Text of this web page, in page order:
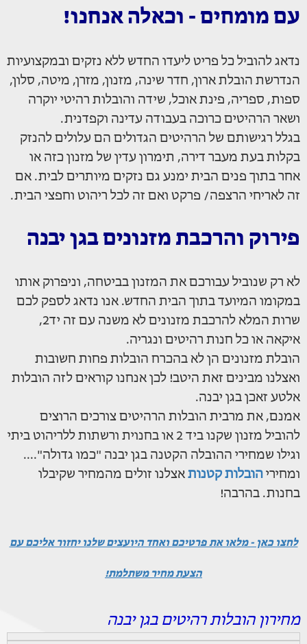
עם מומחים - וכאלה אנחנו!
נדאג להוביל כל פריט ליעדו החדש ללא נזקים ובמקצועיות
הנדרשת הובלת ארון, חדר שינה, מזנון, מזרן, מיטה, סלון,
ספות, ספריה, פינת אוכל, שידה והובלות רהיטי יוקרה
ושאר הרהיטים כרוכה בעבודה עדינה וקפדנית.
בגלל רגישותם של הרהיטים הגדולים הם עלולים להנזק
בקלות בעת מעבר דירה, תימרון עדין של מזנון כזה או
אחר בתוך פנים הבית ימנע גם נזקים מיותרים לבית. אם
זה לאריחי הרצפה/ פרקט ואם זה לכל ריהוט וחפצי הבית.
פירוק והרכבת מזנונים בגן יבנה
לא רק שנוביל עבורכם את המזנון בביטחה, וניפרוק אותו
במקומו המיועד בתוך הבית החדש. אנו נדאג לספק לכם
שרות המלא להרכבת מזנונים לא משנה עם זה יד2,
איקאה או כל חנות רהיטים ונגריה.
הובלת מזנונים הן לא בהכרח הובלות פחות חשובות
ואצלנו מבינים זאת היטב! לכן אנחנו קוראים לזה הובלות
אלטע זאכן בגן יבנה.
אמנם, את מרבית הובלות הרהיטים צורכים הרוצים
להוביל מזנון שקנו ביד 2 או בחנוית ורשתות ללריהוט ביתי
וגילו שמחירי ההובלה הקטנה בגן יבנה "כמו גדולה"....
ומחירי הובלות קטנות אצלנו זולים מהמחיר שקיבלו
בחנות. בהרבה!
לחצו כאן - מלאו את פרטיכם ואחד היועצים שלנו יחזור אליכם עם
הצעת מחיר משתלמת!
מחירון הובלות רהיטים בגן יבנה